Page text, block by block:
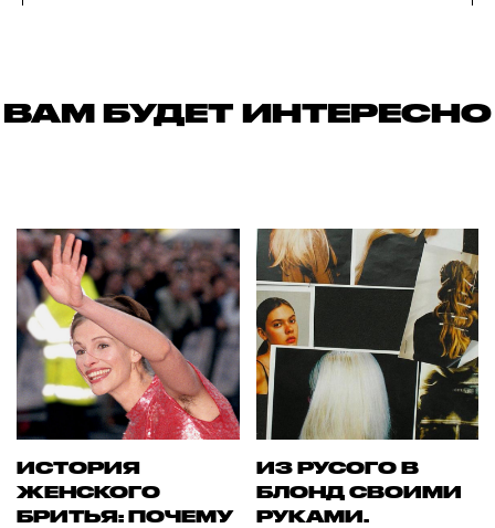
ВАМ БУДЕТ ИНТЕРЕСНО
ИСТОРИЯ
ЖЕНСКОГО
БРИТЬЯ: ПОЧЕМУ
ИЗ РУСОГО В
БЛОНД СВОИМИ
РУКАМИ.